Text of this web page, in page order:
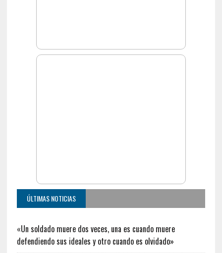
ÚLTIMAS NOTICIAS
«Un soldado muere dos veces, una es cuando muere
defendiendo sus ideales y otro cuando es olvidado»